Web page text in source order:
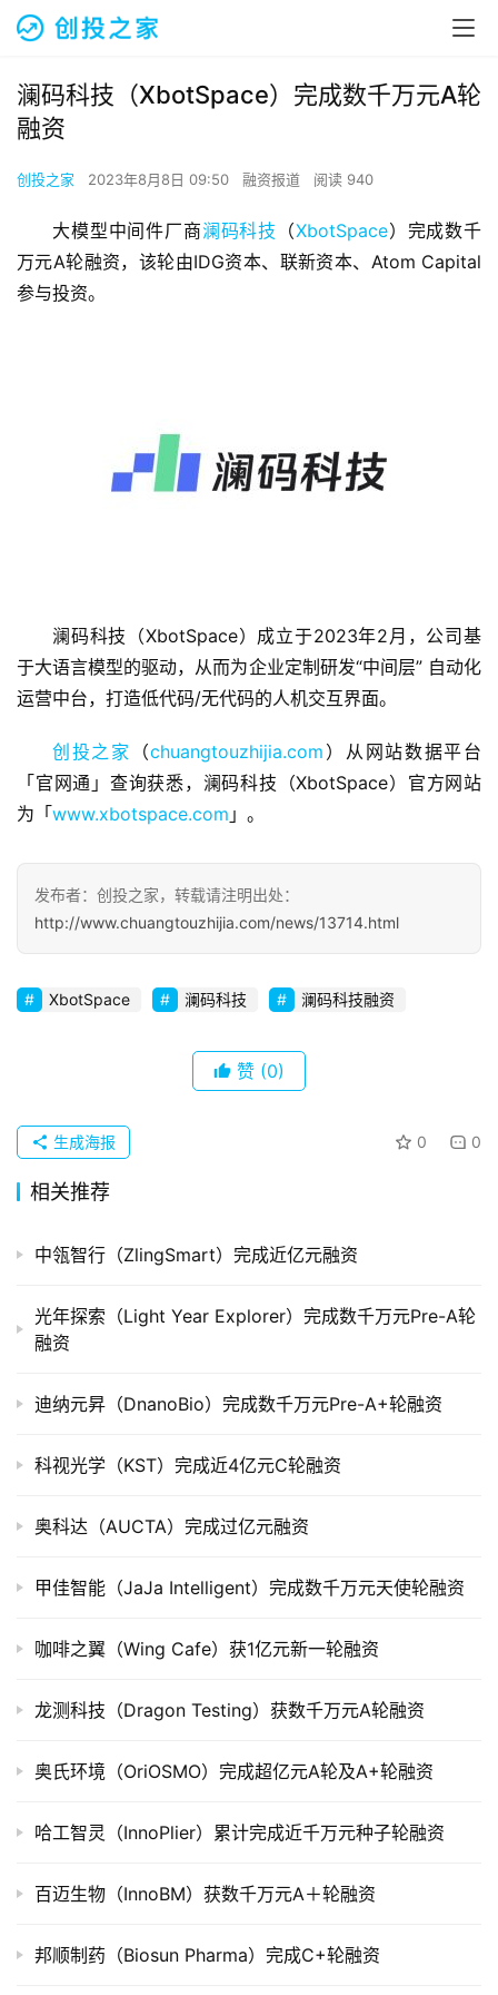
融
道
观
察
初
创
品
牌
发
布
重
组
公
上
投
业
院
登录 注册
澜码科技（XbotSpace）完成数千万元A轮
融资
创投之家 2023年8月8日 09:50 融资报道 阅读 940
大模型中间件厂商澜码科技 （XbotSpace）完成数千
万元A轮融资，该轮由IDG资本、联新资本、Atom Capital
参与投资。
澜码科技（XbotSpace）成立于2023年2月，公司基
于大语言模型的驱动，从而为企业定制研发“中间层” 自动化
运营中台，打造低代码/无代码的人机交互界面。
创投之家 （chuangtouzhijia.com ）从网站数据平台
「官网通」查询获悉，澜码科技（XbotSpace）官方网站
为「www.xbotspace.com 」。
发布者：创投之家，转载请注明出处：
http://www.chuangtouzhijia.com/news/13714.html
XbotSpace 澜码科技 澜码科技融资
赞 (0)
0 0
生成海报
相关推荐
中瓴智行（ZlingSmart）完成近亿元融资
光年探索（Light Year Explorer）完成数千万元Pre-A轮
融资
迪纳元昇（DnanoBio）完成数千万元Pre-A+轮融资
科视光学（KST）完成近4亿元C轮融资
奥科达（AUCTA）完成过亿元融资
甲佳智能（JaJa Intelligent）完成数千万元天使轮融资
咖啡之翼（Wing Cafe）获1亿元新一轮融资
龙测科技（Dragon Testing）获数千万元A轮融资
奥氏环境（OriOSMO）完成超亿元A轮及A+轮融资
哈工智灵（InnoPlier）累计完成近千万元种子轮融资
百迈生物（InnoBM）获数千万元A＋轮融资
邦顺制药（Biosun Pharma）完成C+轮融资